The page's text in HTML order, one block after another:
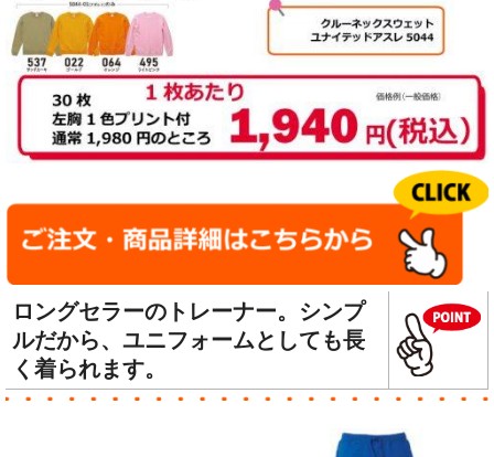
ロングセラーのトレーナー。シンプ
ルだから、ユニフォームとしても長
く着られます。